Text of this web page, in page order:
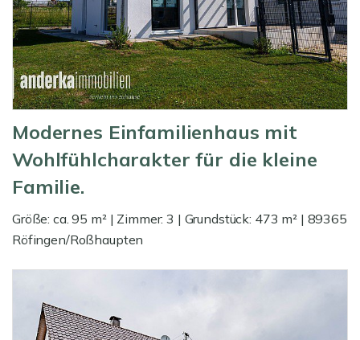
Modernes Einfamilienhaus mit
Wohlfühlcharakter für die kleine
Familie.
Größe: ca. 95 m² | Zimmer: 3 | Grundstück: 473 m² | 89365
Röfingen/Roßhaupten